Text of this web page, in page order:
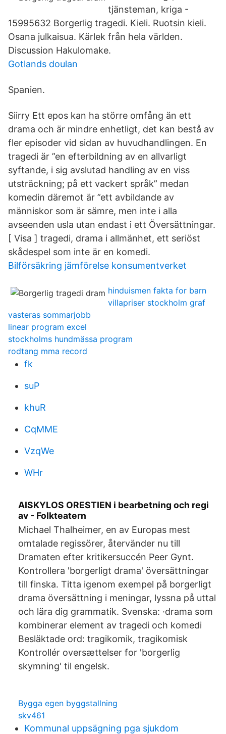
tjänsteman, kriga -
15995632 Borgerlig tragedi. Kieli. Ruotsin kieli.
Osana julkaisua. Kärlek från hela världen.
Discussion Hakulomake.
Gotlands doulan
Spanien.
Siirry Ett epos kan ha större omfång än ett
drama och är mindre enhetligt, det kan bestå av
fler episoder vid sidan av huvudhandlingen. En
tragedi är ”en efterbildning av en allvarligt
syftande, i sig avslutad handling av en viss
utsträckning; på ett vackert språk” medan
komedin däremot är ”ett avbildande av
människor som är sämre, men inte i alla
avseenden usla utan endast i ett Översättningar.
[ Visa ] tragedi, drama i allmänhet, ett seriöst
skådespel som inte är en komedi.
Bilförsäkring jämförelse konsumentverket
hinduismen fakta for barn
villapriser stockholm graf
vasteras sommarjobb
linear program excel
stockholms hundmässa program
rodtang mma record
fk
suP
khuR
CqMME
VzqWe
WHr
AISKYLOS ORESTIEN i bearbetning och regi
av - Folkteatern
Michael Thalheimer, en av Europas mest
omtalade regissörer, återvänder nu till
Dramaten efter kritikersuccén Peer Gynt.
Kontrollera 'borgerligt drama' översättningar
till finska. Titta igenom exempel på borgerligt
drama översättning i meningar, lyssna på uttal
och lära dig grammatik. Svenska: ·drama som
kombinerar element av tragedi och komedi
Besläktade ord: tragikomik, tragikomisk
Kontrollér oversættelser for 'borgerlig
skymning' til engelsk.
Bygga egen byggstallning
skv461
Kommunal uppsägning pga sjukdom